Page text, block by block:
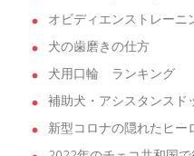
オビディエンストレーニ
犬の歯磨きの仕方
犬用口輪 ランキング
補助犬・アシスタンスド
新型コロナの隠れたヒー